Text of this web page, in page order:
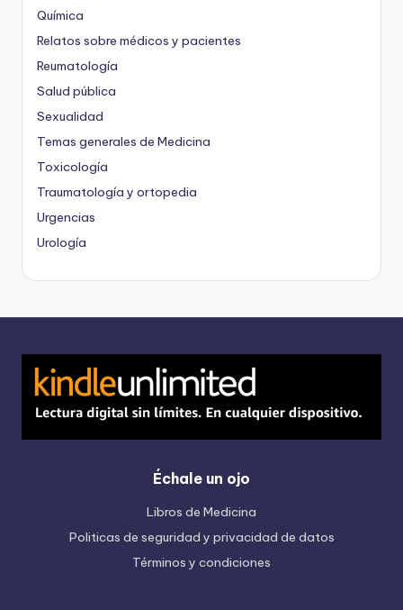
Química
Relatos sobre médicos y pacientes
Reumatología
Salud pública
Sexualidad
Temas generales de Medicina
Toxicología
Traumatología y ortopedia
Urgencias
Urología
Échale un ojo
Libros de Medicina
Politicas de seguridad y privacidad de datos
Términos y condiciones